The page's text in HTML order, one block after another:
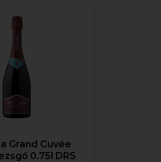
Grand Cuvée
0.75l DRS